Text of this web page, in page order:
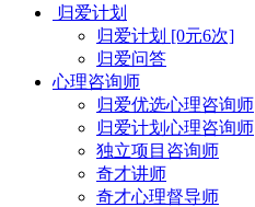
归爱计划
归爱计划 [0元6次]
归爱问答
心理咨询师
归爱优选心理咨询师
归爱计划心理咨询师
独立项目咨询师
奇才讲师
奇才心理督导师